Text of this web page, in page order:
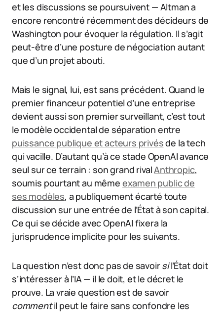
et les discussions se poursuivent — Altman a
encore rencontré récemment des décideurs de
Washington pour évoquer la régulation. Il s’agit
peut-être d’une posture de négociation autant
que d’un projet abouti.
Mais le signal, lui, est sans précédent. Quand le
premier financeur potentiel d’une entreprise
devient aussi son premier surveillant, c’est tout
le modèle occidental de séparation entre
puissance publique et acteurs privésde la tech
qui vacille. D’autant qu’à ce stade OpenAI avance
seul sur ce terrain : son grand rivalAnthropic,
soumis pourtant au même examen public de
ses modèles, a publiquement écarté toute
discussion sur une entrée de l’État à son capital.
Ce qui se décide avec OpenAI fixera la
jurisprudence implicite pour les suivants.
La question n’est donc pas de savoirsil’État doit
s’intéresser à l’IA — il le doit, et le décret le
prouve. La vraie question est de savoir
commentil peut le faire sans confondre les